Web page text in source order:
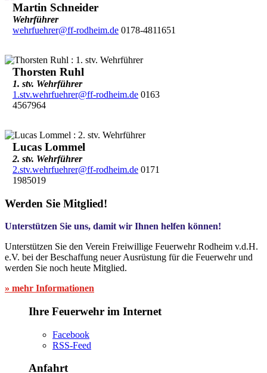
Martin Schneider
Wehrführer
wehrfuehrer@ff-rodheim.de0178-4811651
Thorsten Ruhl
1. stv. Wehrführer
1.stv.wehrfuehrer@ff-rodheim.de0163
4567964
Lucas Lommel
2. stv. Wehrführer
2.stv.wehrfuehrer@ff-rodheim.de0171
1985019
Werden Sie Mitglied!
Unterstützen Sie uns, damit wir Ihnen helfen können!
Unterstützen Sie den Verein Freiwillige Feuerwehr Rodheim v.d.H.
e.V. bei der Beschaffung neuer Ausrüstung für die Feuerwehr und
werden Sie noch heute Mitglied.
» mehr Informationen
Ihre Feuerwehr im Internet
Facebook
RSS-Feed
Anfahrt